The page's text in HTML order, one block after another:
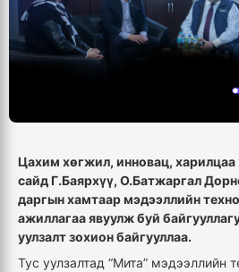
Цахим хөгжил, инновац,
сайд Г.Баярхүү, О.Батжаргал
даргын хамтаар мэдээллийн
ажиллагаа явуулж буй
уулзалт зохион байгууллаа.
Тус уулзалтад “Мита” мэдээллийн